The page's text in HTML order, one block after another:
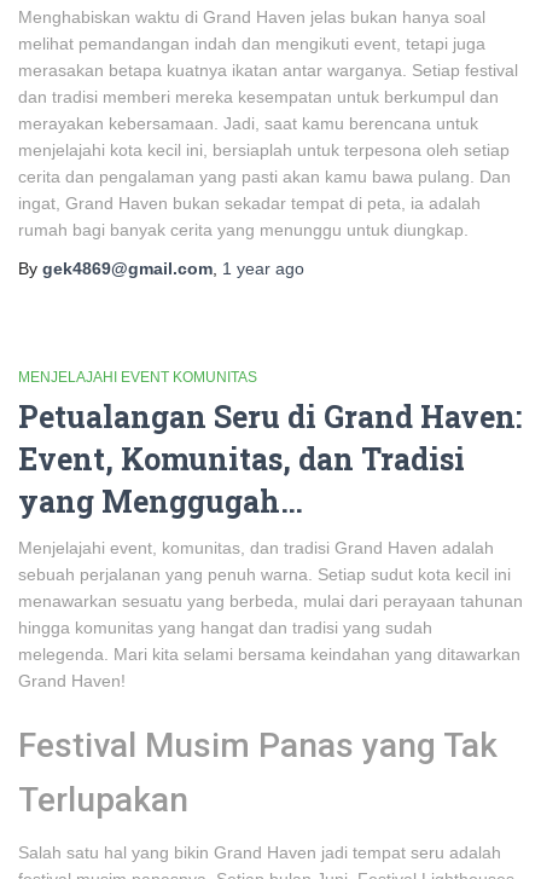
Menghabiskan waktu di Grand Haven jelas bukan hanya soal
melihat pemandangan indah dan mengikuti event, tetapi juga
merasakan betapa kuatnya ikatan antar warganya. Setiap festival
dan tradisi memberi mereka kesempatan untuk berkumpul dan
merayakan kebersamaan. Jadi, saat kamu berencana untuk
menjelajahi kota kecil ini, bersiaplah untuk terpesona oleh setiap
cerita dan pengalaman yang pasti akan kamu bawa pulang. Dan
ingat, Grand Haven bukan sekadar tempat di peta, ia adalah
rumah bagi banyak cerita yang menunggu untuk diungkap.
By gek4869@gmail.com 1 year ago
MENJELAJAHI EVENT KOMUNITAS
Petualangan Seru di Grand Haven:
Event, Komunitas, dan Tradisi
yang Menggugah…
Menjelajahi event, komunitas, dan tradisi Grand Haven adalah
sebuah perjalanan yang penuh warna. Setiap sudut kota kecil ini
menawarkan sesuatu yang berbeda, mulai dari perayaan tahunan
hingga komunitas yang hangat dan tradisi yang sudah
melegenda. Mari kita selami bersama keindahan yang ditawarkan
Grand Haven!
Festival Musim Panas yang Tak
Terlupakan
Salah satu hal yang bikin Grand Haven jadi tempat seru adalah